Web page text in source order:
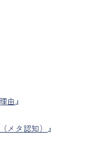
由』
メタ認知） 』